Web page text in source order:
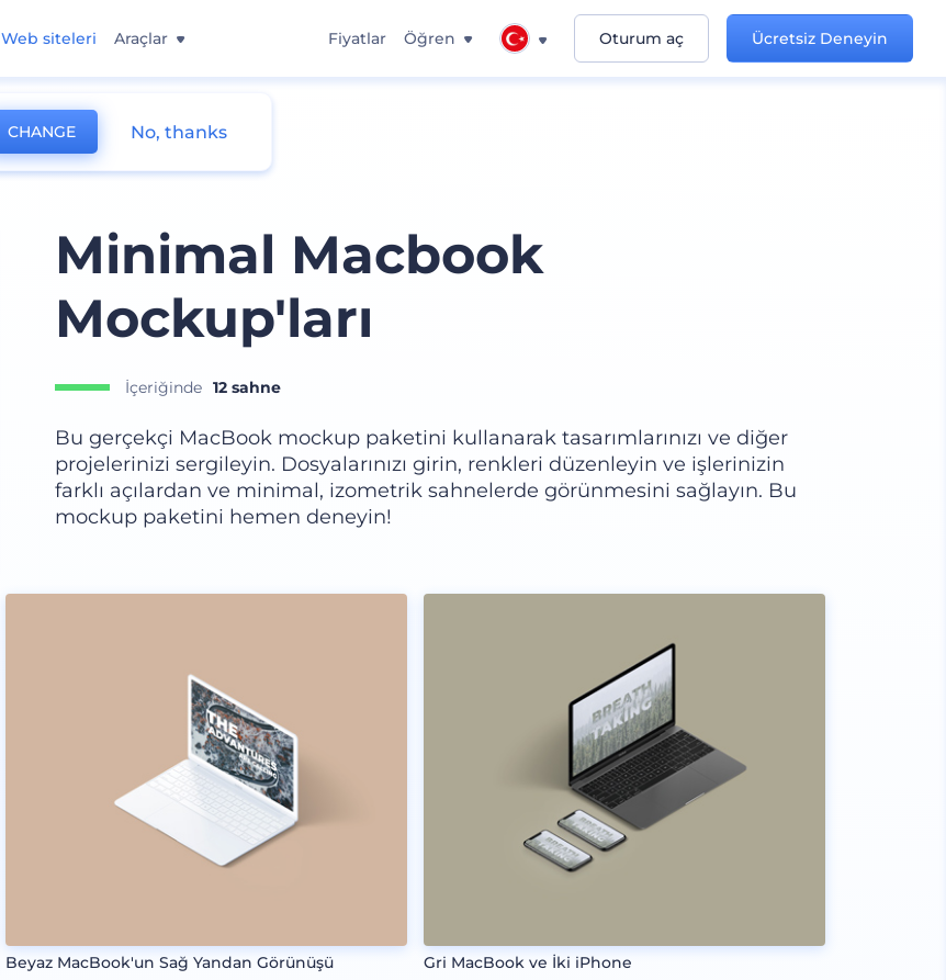
Web siteleri Araçlar Fiyatlar Öğren Oturum aç Ücretsiz Deneyin
Minimal Macbook
Mockup'ları
İçeriğinde 12 sahne
Bu gerçekçi MacBook mockup paketini kullanarak tasarımlarınızı ve diğer
projelerinizi sergileyin. Dosyalarınızı girin, renkleri düzenleyin ve işlerinizin
farklı açılardan ve minimal, izometrik sahnelerde görünmesini sağlayın. Bu
mockup paketini hemen deneyin!
Beyaz MacBook'un Sağ Yandan Görünüşü Gri MacBook ve İki iPhone
CHANGE No, thanks